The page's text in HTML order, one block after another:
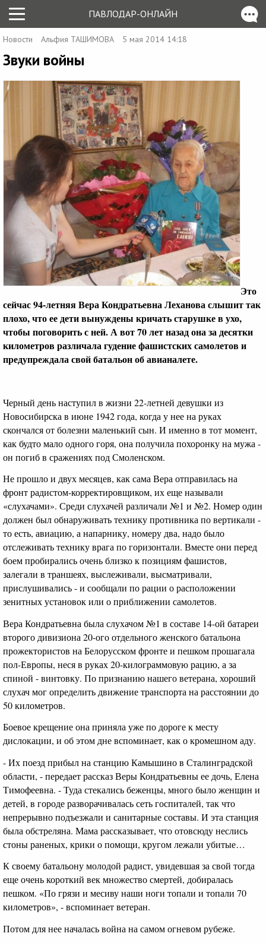
ПАВЛОДАР-ОНЛАЙН
Новости Альфия ТАШИМОВА 5 мая 2014 14:18
Звуки войны
Это
сейчас 94-летняя Вера Кондратьевна Леханова слышит так
плохо, что ее дети вынуждены кричать старушке в ухо,
чтобы поговорить с ней. А вот 70 лет назад она за десятки
километров различала гудение фашистских самолетов и
предупреждала свой батальон об авианалете.
Черный день наступил в жизни 22-летней девушки из
Новосибирска в июне 1942 года, когда у нее на руках
скончался от болезни маленький сын. И именно в тот момент,
как будто мало одного горя, она получила похоронку на мужа -
он погиб в сражениях под Смоленском.
Не прошло и двух месяцев, как сама Вера отправилась на
фронт радистом-корректировщиком, их еще называли
«слухачами». Среди слухачей различали №1 и №2. Номер один
должен был обнаруживать технику противника по вертикали -
то есть, авиацию, а напарнику, номеру два, надо было
отслеживать технику врага по горизонтали. Вместе они перед
боем пробирались очень близко к позициям фашистов,
залегали в траншеях, выслеживали, высматривали,
прислушивались - и сообщали по рации о расположении
зенитных установок или о приближении самолетов.
Вера Кондратьевна была слухачом №1 в составе 14-ой батареи
второго дивизиона 20-ого отдельного женского батальона
прожектористов на Белорусском фронте и пешком прошагала
пол-Европы, неся в руках 20-килограммовую рацию, а за
спиной - винтовку. По признанию нашего ветерана, хороший
слухач мог определить движение транспорта на расстоянии до
50 километров.
Боевое крещение она приняла уже по дороге к месту
дислокации, и об этом дне вспоминает, как о кромешном аду.
- Их поезд прибыл на станцию Камышино в Сталинградской
области, - передает рассказ Веры Кондратьевны ее дочь, Елена
Тимофеевна. - Туда стекались беженцы, много было женщин и
детей, в городе разворачивалась сеть госпиталей, так что
непрерывно подъезжали и санитарные составы. И эта станция
была обстреляна. Мама рассказывает, что отовсюду неслись
стоны раненых, крики о помощи, кругом лежали убитые…
К своему батальону молодой радист, увидевшая за свой тогда
еще очень короткий век множество смертей, добиралась
пешком. «По грязи и месиву наши ноги топали и топали 70
километров», - вспоминает ветеран.
Потом для нее началась война на самом огневом рубеже.